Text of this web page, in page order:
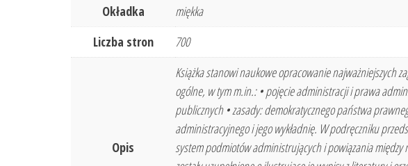
Okładka
miękka
Liczba stron
700
Opis
Książka stanowi naukowe opracowanie najważniejszych
ogólne, w tym m.in.: • pojęcie administracji i prawa
publicznych • zasady: demokratycznego państwa
administracyjnego i jego wykładnię. W podręczniku
system podmiotów administrujących i powiązania